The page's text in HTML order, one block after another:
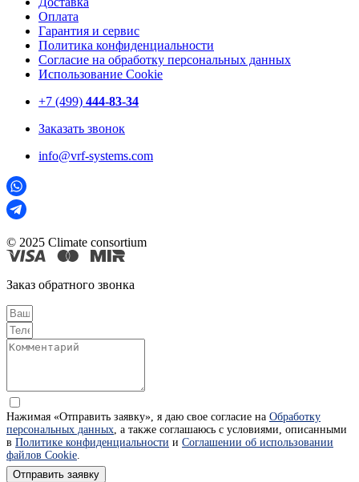
Оплата
Гарантия и сервис
Политика конфиденциальности
Согласие на обработку персональных данных
Использование Cookie
+7 (499) 444-83-34
Заказать звонок
info@vrf-systems.com
© 2025 Climate consortium
Заказ обратного звонка
Нажимая «Отправить заявку», я даю свое согласие на Обработку
персональных данных, а также соглашаюсь с условиями, описанными
в Политике конфиденциальности и Соглашении об использовании
файлов Cookie.
Отправить заявку